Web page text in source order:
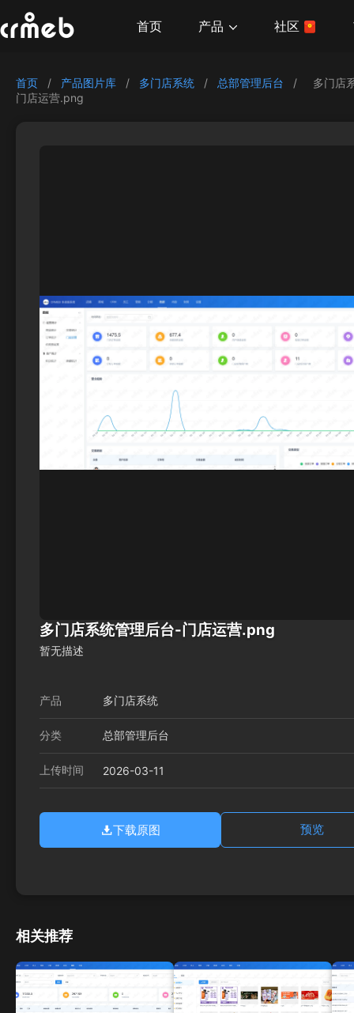
首页 产品 社区
首页 / 产品图片库 / 多门店系统 / 总部管理后台 /
多门店
门店运营.png
多门店系统管理后台-门店运营.png
暂无描述
产品 多门店系统
分类 总部管理后台
上传时间 2026-03-11
下载原图 预览
相关推荐